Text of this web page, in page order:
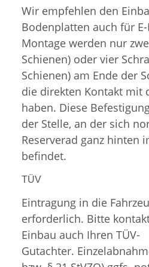
Wir empfehlen den
Bodenplatten auch für
Montage werden nur
Schienen) oder vier
Schienen) am Ende der
die direkten Kontakt mit
haben. Diese
der Stelle, an der sich
Reserverad ganz hinten
befindet.
TÜV
Eintragung in die
erforderlich. Bitte
Einbau auch Ihren TÜV-
Gutachter.